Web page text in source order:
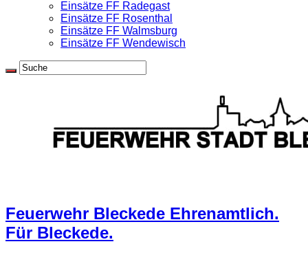
Einsätze FF Radegast
Einsätze FF Rosenthal
Einsätze FF Walmsburg
Einsätze FF Wendewisch
Feuerwehr Bleckede Ehrenamtlich.
Für Bleckede.